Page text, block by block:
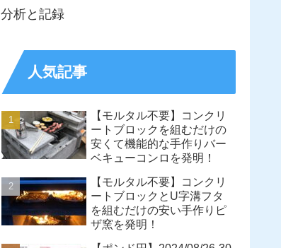
分析と記録
人気記事
【モルタル不要】コンクリ
ートブロックを組むだけの
安くて機能的な手作りバー
ベキューコンロを発明！
【モルタル不要】コンクリ
ートブロックとU字溝フタ
を組むだけの安い手作りピ
ザ窯を発明！